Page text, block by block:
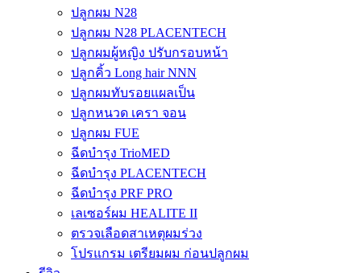
ปลูกผม N28
ปลูกผม N28 PLACENTECH
ปลูกผมผู้หญิง ปรับกรอบหน้า
ปลูกคิ้ว Long hair NNN
ปลูกผมทับรอยแผลเป็น
ปลูกหนวด เครา จอน
ปลูกผม FUE
ฉีดบำรุง TrioMED
ฉีดบำรุง PLACENTECH
ฉีดบำรุง PRF PRO
เลเซอร์ผม HEALITE II
ตรวจเลือดสาเหตุผมร่วง
โปรแกรม เตรียมผม ก่อนปลูกผม